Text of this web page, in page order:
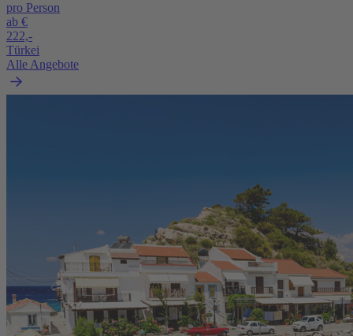
pro Person
ab €
222,-
Türkei
Alle Angebote